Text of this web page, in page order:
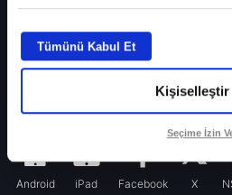
Tümünü Kabul Et
Kişiselleştir
Seçime İzin
Fenerbahçe’de sürpriz ayrılık ihtimali!
Fenerbahçe’nin yeni transferi Mason
Galatasaray’da rota yeniden Thiago Almada!
Android iPad Facebook X